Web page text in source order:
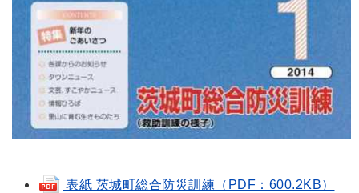
表紙 茨城町総合防災訓練（PDF：600.2KB）